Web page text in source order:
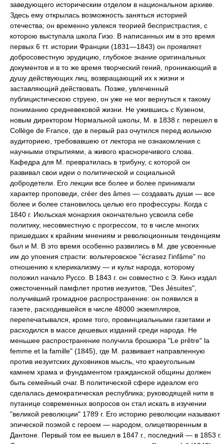
заведующего историческим отделом в национальном архиве.
Здесь ему открылась возможность заняться историей
отечества; он временно увлекся теорией беспристрастия, с
которою выступала школа Гизо. В написанных им в это время
первых 6 тт. истории Франции (1831—1843) он проявляет
добросовестную эрудицию, глубокое знание оригинальных
документов и в то же время творческий гений, проникающий в
душу действующих лиц, возвращающий их к жизни и
заставляющий действовать. Позже, увлеченный
публицистическою струею, он уже не мог вернуться к такому
пониманию средневековой жизни. Не ужившись с Кузеном,
новым директором Нормальной школы, М. в 1838 г. перешел в
Collège de France, где в первый раз очутился перед вольною
аудиториею, требовавшею от лектора не ознакомления с
научными открытиями, а живого красноречивого слова.
Кафедра для М. превратилась в трибуну, с которой он
развивал свои идеи о политической и социальной
добродетели. Его лекции все более и более принимали
характер проповеди, créer des âmes — создавать души — все
более и более становилось целью его профессуры. Когда с
1840 г. Июльская монархия окончательно усвоила себе
политику, несовместную с прогрессом, то в числе многих
пришедших к крайним мнениям и революционным тенденциям
был и М. В это время особенно развились в М. две усвоенные
им до упоения страсти: вольтеровское "écrasez l'infâme" по
отношению к клерикализму — и культ народа, которому
положил начало Руссо. В 1843 г. он совместно с Э. Кинэ издал
ожесточенный памфлет против иезуитов, "Des Jésuites",
получивший громадное распространение: он появился в
газете, расходившейся в числе 48000 экземпляров,
перепечатывался, кроме того, провинциальными газетами и
расходился в массе дешевых изданий среди народа. Не
меньшее распространение получила брошюра "Le prêtre" la
femme et la famille" (1845), где М. развивает направленную
против иезуитских духовников мысль, что краеугольным
камнем храма и фундаментом гражданской общины должен
быть семейный очаг. В политической сфере идеалом его
сделалась демократическая республика; руководящей нити в
путанице современных вопросов он стал искать в изучении
"великой революции" 1789 г. Его историю революции называют
эпической поэмой с героем — народом, олицетворенным в
Дантоне. Первый том ее вышел в 1847 г., последний — в 1853 г.